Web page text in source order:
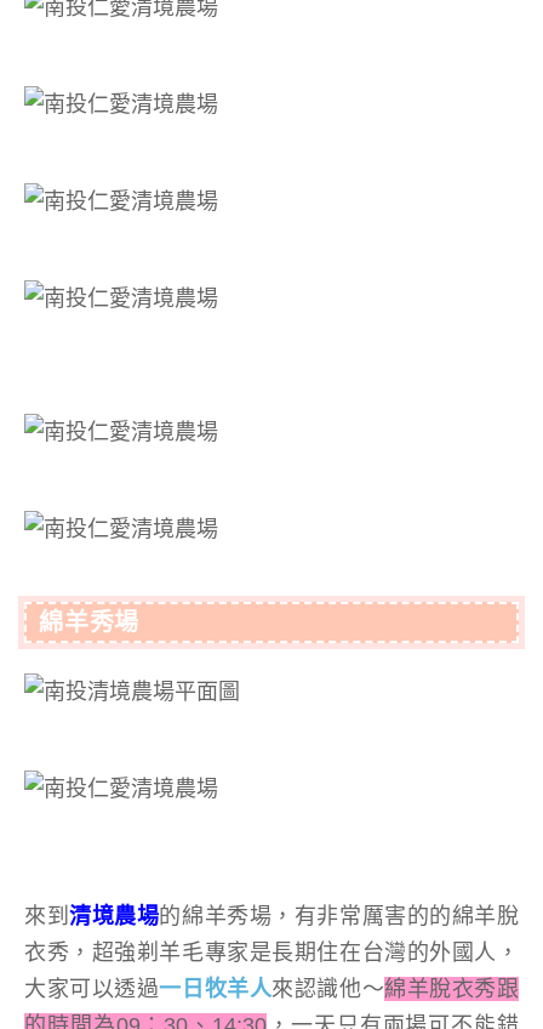
綿羊秀場
來到清境農場的綿羊秀場，有非常厲害的的綿羊脫
衣秀，超強剃羊毛專家是長期住在台灣的外國人，
大家可以透過一日牧羊人來認識他～綿羊脫衣秀跟